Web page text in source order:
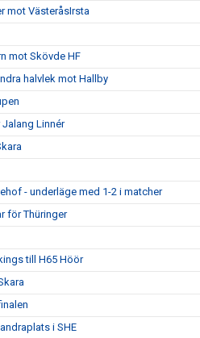
mot VästeråsIrsta
mot Skövde HF
halvlek mot Hallby
Linnér
- underläge med 1-2 i matcher
för Thüringer
till H65 Höör
i SHE